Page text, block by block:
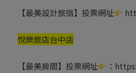
【最美設計旅宿】投票網址
悅樂旅店台中店
【最美房間】投票網址 ：